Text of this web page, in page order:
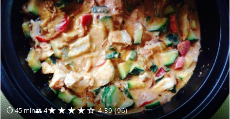
⏱ 45 min👥 4★★★★☆ 4.39 (96)